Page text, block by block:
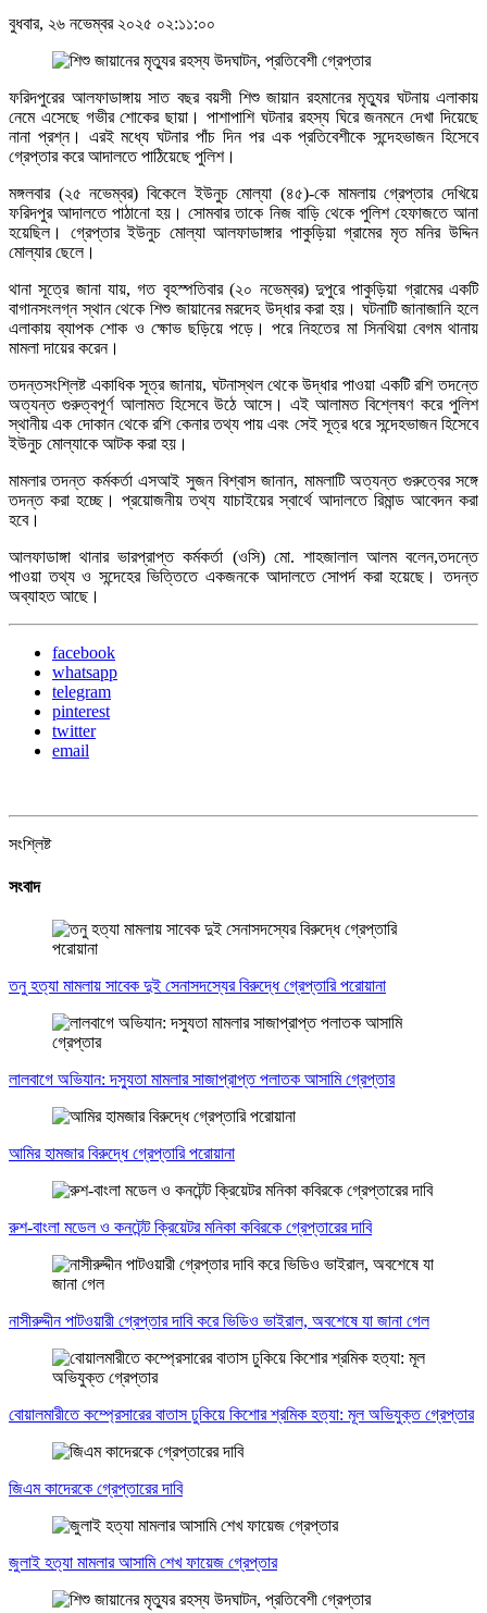
বুধবার, ২৬ নভেম্বর ২০২৫ ০২:১১:০০
ফরিদপুরের আলফাডাঙ্গায় সাত বছর বয়সী শিশু জায়ান রহমানের মৃত্যুর ঘটনায় এলাকায়
নেমে এসেছে গভীর শোকের ছায়া। পাশাপাশি ঘটনার রহস্য ঘিরে জনমনে দেখা দিয়েছে
নানা প্রশ্ন। এরই মধ্যে ঘটনার পাঁচ দিন পর এক প্রতিবেশীকে সন্দেহভাজন হিসেবে
গ্রেপ্তার করে আদালতে পাঠিয়েছে পুলিশ।
মঙ্গলবার (২৫ নভেম্বর) বিকেলে ইউনুচ মোল্যা (৪৫)-কে মামলায় গ্রেপ্তার দেখিয়ে
ফরিদপুর আদালতে পাঠানো হয়। সোমবার তাকে নিজ বাড়ি থেকে পুলিশ হেফাজতে আনা
হয়েছিল। গ্রেপ্তার ইউনুচ মোল্যা আলফাডাঙ্গার পাকুড়িয়া গ্রামের মৃত মনির উদ্দিন
মোল্যার ছেলে।
থানা সূত্রে জানা যায়, গত বৃহস্পতিবার (২০ নভেম্বর) দুপুরে পাকুড়িয়া গ্রামের একটি
বাগানসংলগ্ন স্থান থেকে শিশু জায়ানের মরদেহ উদ্ধার করা হয়। ঘটনাটি জানাজানি হলে
এলাকায় ব্যাপক শোক ও ক্ষোভ ছড়িয়ে পড়ে। পরে নিহতের মা সিনথিয়া বেগম থানায়
মামলা দায়ের করেন।
তদন্তসংশ্লিষ্ট একাধিক সূত্র জানায়, ঘটনাস্থল থেকে উদ্ধার পাওয়া একটি রশি তদন্তে
অত্যন্ত গুরুত্বপূর্ণ আলামত হিসেবে উঠে আসে। এই আলামত বিশ্লেষণ করে পুলিশ
স্থানীয় এক দোকান থেকে রশি কেনার তথ্য পায় এবং সেই সূত্র ধরে সন্দেহভাজন হিসেবে
ইউনুচ মোল্যাকে আটক করা হয়।
মামলার তদন্ত কর্মকর্তা এসআই সুজন বিশ্বাস জানান, মামলাটি অত্যন্ত গুরুত্বের সঙ্গে
তদন্ত করা হচ্ছে। প্রয়োজনীয় তথ্য যাচাইয়ের স্বার্থে আদালতে রিমান্ড আবেদন করা
হবে।
আলফাডাঙ্গা থানার ভারপ্রাপ্ত কর্মকর্তা (ওসি) মো. শাহজালাল আলম বলেন,তদন্তে
পাওয়া তথ্য ও সন্দেহের ভিত্তিতে একজনকে আদালতে সোপর্দ করা হয়েছে। তদন্ত
অব্যাহত আছে।
facebook
whatsapp
telegram
pinterest
twitter
email
সংশ্লিষ্ট
সংবাদ
তনু হত্যা মামলায় সাবেক দুই সেনাসদস্যের বিরুদ্ধে গ্রেপ্তারি পরোয়ানা
লালবাগে অভিযান: দস্যুতা মামলার সাজাপ্রাপ্ত পলাতক আসামি গ্রেপ্তার
আমির হামজার বিরুদ্ধে গ্রেপ্তারি পরোয়ানা
রুশ-বাংলা মডেল ও কনটেন্ট ক্রিয়েটর মনিকা কবিরকে গ্রেপ্তারের দাবি
নাসীরুদ্দীন পাটওয়ারী গ্রেপ্তার দাবি করে ভিডিও ভাইরাল, অবশেষে যা জানা গেল
বোয়ালমারীতে কম্প্রেসারের বাতাস ঢুকিয়ে কিশোর শ্রমিক হত্যা: মূল অভিযুক্ত গ্রেপ্তার
জিএম কাদেরকে গ্রেপ্তারের দাবি
জুলাই হত্যা মামলার আসামি শেখ ফায়েজ গ্রেপ্তার